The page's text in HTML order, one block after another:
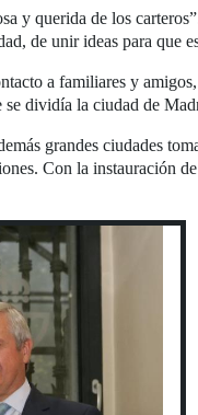
y querida de los
de unir ideas para que
a familiares y
se dividía la ciudad de
grandes ciudades
Con la instauración